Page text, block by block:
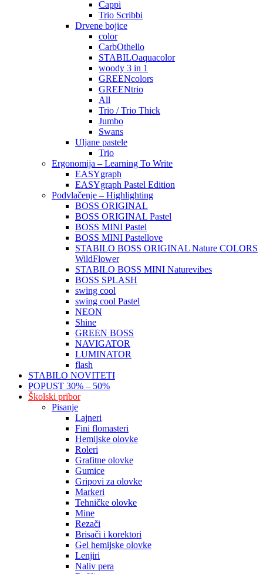
Cappi
Trio Scribbi
Drvene bojice
color
CarbOthello
STABILOaquacolor
woody 3 in 1
GREENcolors
GREENtrio
All
Trio / Trio Thick
Jumbo
Swans
Uljane pastele
Trio
Ergonomija – Learning To Write
EASYgraph
EASYgraph Pastel Edition
Podvlačenje – Highlighting
BOSS ORIGINAL
BOSS ORIGINAL Pastel
BOSS MINI Pastel
BOSS MINI Pastellove
STABILO BOSS ORIGINAL Nature COLORS
WildFlower
STABILO BOSS MINI Naturevibes
BOSS SPLASH
swing cool
swing cool Pastel
NEON
Shine
GREEN BOSS
NAVIGATOR
LUMINATOR
flash
STABILO NOVITETI
POPUST 30% – 50%
Školski pribor
Pisanje
Lajneri
Fini flomasteri
Hemijske olovke
Roleri
Grafitne olovke
Gumice
Gripovi za olovke
Markeri
Tehničke olovke
Mine
Rezači
Brisači i korektori
Gel hemijske olovke
Lenjiri
Naliv pera